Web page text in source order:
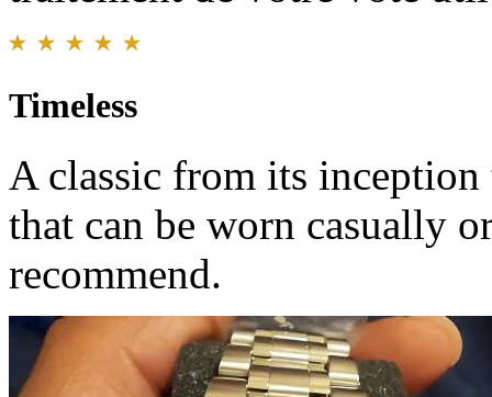
Timeless
A classic from its
that can be worn casually
recommend.